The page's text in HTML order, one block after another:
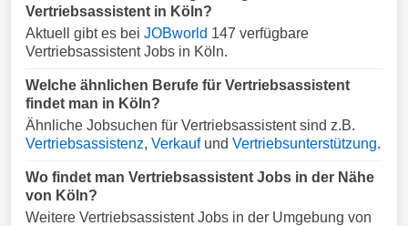
Vertriebsassistent in Köln?
Aktuell gibt es bei JOBworld 147 verfügbare
Vertriebsassistent Jobs in Köln.
Welche ähnlichen Berufe für Vertriebsassistent
findet man in Köln?
Ähnliche Jobsuchen für Vertriebsassistent sind z.B.
Vertriebsassistenz, Verkaufund Vertriebsunterstützung.
Wo findet man Vertriebsassistent Jobs in der Nähe
von Köln?
Weitere Vertriebsassistent Jobs in der Umgebung von